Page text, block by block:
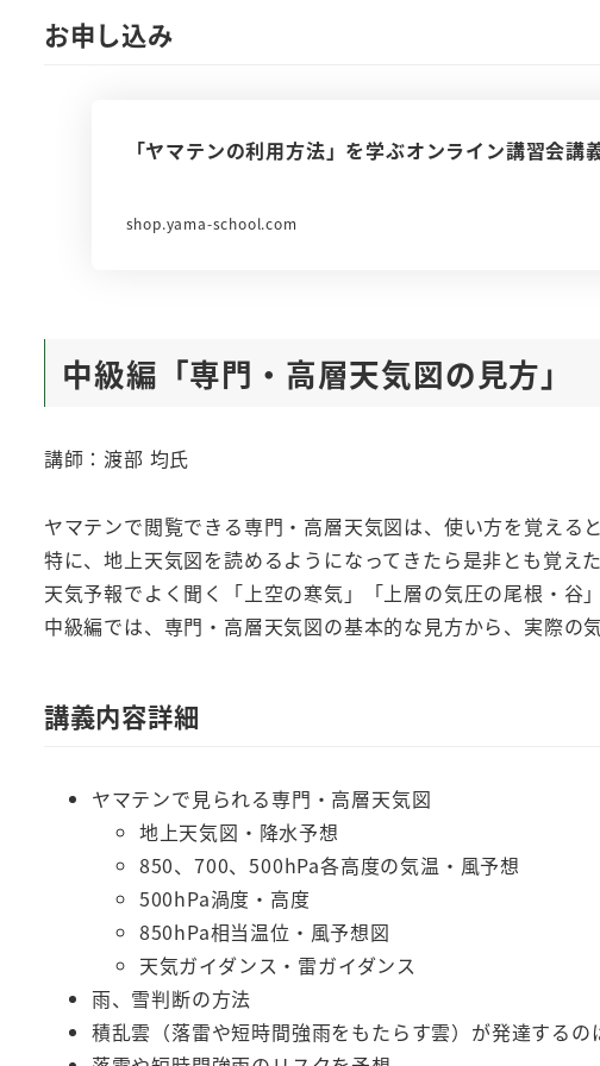
お申し込み
「ヤマテンの利用方法」を学ぶオンライン講習会
shop.yama-school.com
中級編「専門・高層天気図の見方」
講師：渡部 均氏
ヤマテンで閲覧できる専門・高層天気図は、使い方を覚えると
特に、地上天気図を読めるようになってきたら是非とも覚え
天気予報でよく聞く「上空の寒気」「上層の気圧の尾根・谷
中級編では、専門・高層天気図の基本的な見方から、実際の
講義内容詳細
ヤマテンで見られる専門・高層天気図
地上天気図・降水予想
850、700、500hPa各高度の気温・風予想
500hPa渦度・高度
850hPa相当温位・風予想図
天気ガイダンス・雷ガイダンス
雨、雪判断の方法
積乱雲（落雷や短時間強雨をもたらす雲）が発達するの